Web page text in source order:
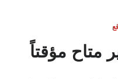
متاح مؤقتاً